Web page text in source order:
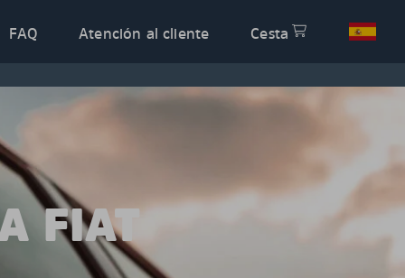
FAQ Atención al cliente Cesta
FIAT